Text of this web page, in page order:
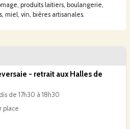
produits laitiers, boulangerie,
miel, vin, bières artisanales.
- retrait aux Halles de
de 17h30 à 18h30
place